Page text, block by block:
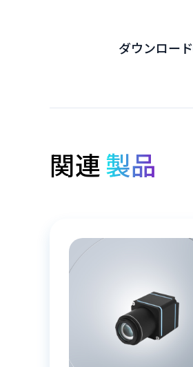
ダウンロード
関連製品